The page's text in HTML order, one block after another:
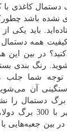
کاغذی
نشده باشد
باید یکی
همه دستمال
در بین این
رنگ بندی
توجه شما جلب
آن
برگ دستمال را
بین جعبه‌هایی